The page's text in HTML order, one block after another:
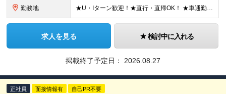
勤務地 ★U・Iターン歓迎！★直行・直帰OK！ ★車通勤可能のエリアもあり！★出張なしの働き方も可能 全国47都道府県の各プロジェクト（転勤なし！勤務地に対する希望も実現可能！） 「自宅から1時間以内で通え
求人を見る 検討中に入れる
掲載終了予定日： 2026.08.27
正社員 面接情報有 自己PR不要